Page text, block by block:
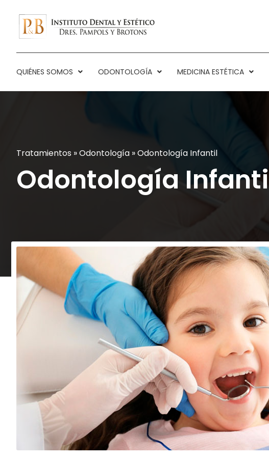
QUIÉNES SOMOS ODONTOLOGÍA MEDICINA ESTÉTICA
Tratamientos »Odontología »Odontología Infantil
Odontología